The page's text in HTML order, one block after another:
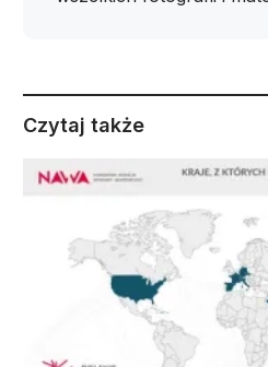
Czytaj także